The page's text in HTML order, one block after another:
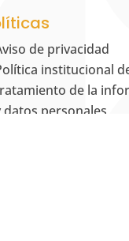
de privacidad
institucional
de la
datos personales